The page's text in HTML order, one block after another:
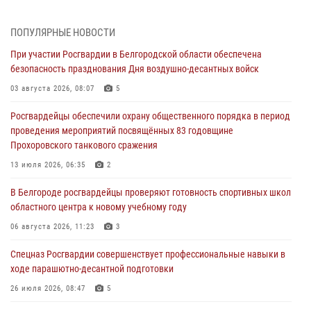
Подвиги героев‑росгвардейцев увековечили в новой музейной
экспозиции белгородского музея‑диорамы «Курская битва.
06 августа 2026, 12:05 3
В Белгороде росгвардейцы проверяют готовность спортивных школ
областного центра к новому учебному году
Росгвардия обеспечила общественную безопасность празднования
83-й годовщины освобождения г. Белгорода от немецко -
06 августа 2026, 06:54 3
Офицеры Росгвардии и ветераны войск правопорядка почтили
ПОПУЛЯРНЫЕ НОВОСТИ
При участии Росгвардии в Белгородской области обеспечена
безопасность празднования Дня воздушно-десантных войск
03 августа 2026, 08:07 5
Росгвардейцы обеспечили охрану общественного порядка в период
проведения мероприятий посвящённых 83 годовщине
Прохоровского танкового сражения
13 июля 2026, 06:35 2
В Белгороде росгвардейцы проверяют готовность спортивных школ
областного центра к новому учебному году
06 августа 2026, 11:23 3
Спецназ Росгвардии совершенствует профессиональные навыки в
ходе парашютно-десантной подготовки
26 июля 2026, 08:47 5